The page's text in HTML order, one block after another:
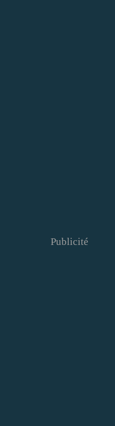
Publicité